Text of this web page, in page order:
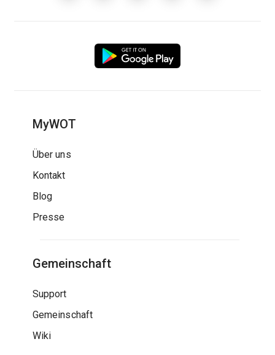
MyWOT
Über uns
Kontakt
Blog
Presse
Gemeinschaft
Support
Gemeinschaft
Wiki